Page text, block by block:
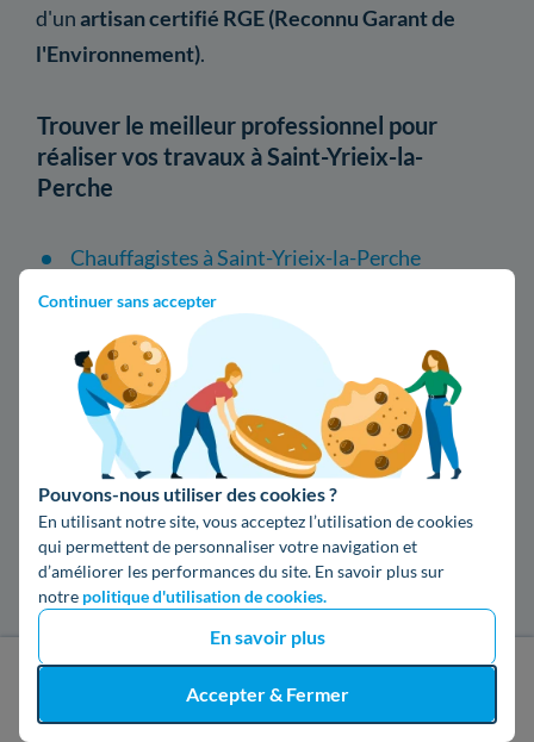
Continuer sans accepter
Pouvons-nous utiliser des cookies ?
En utilisant notre site, vous acceptez l’utilisation de cookies
qui permettent de personnaliser votre navigation et
d’améliorer les performances du site. En savoir plus sur
notre politique d'utilisation de cookies.
En savoir plus
Accepter & Fermer
J'obtiens un devis gratuit
d'unartisan certifié RGE (Reconnu Garant de
l'Environnement).
Trouver le meilleur professionnel pour
réaliser vos travaux à Saint-Yrieix-la-
Perche
Chauffagistes à Saint-Yrieix-la-Perche
Les installateurs de poêle à granulés dans
les autres villes du département en Haute-
Vienne
Poêle à granulés à Limoges
Les installateurs de poêle à granulés dans
les villes les plus recherchées
Poêle à granulés à Nîmes
Poêle à granulés à Bordeaux